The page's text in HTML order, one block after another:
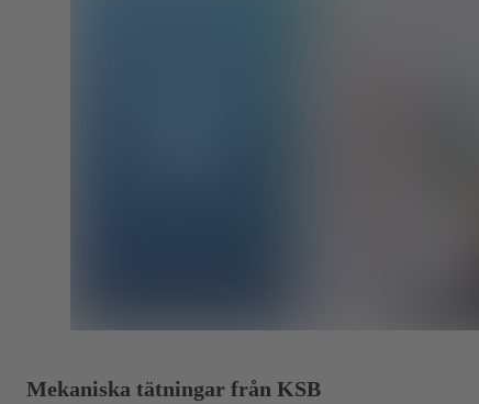
Mekaniska tätningar från KSB